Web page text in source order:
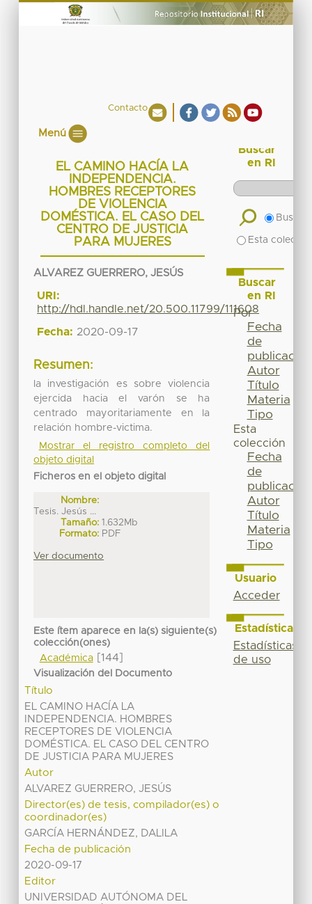
Contacto
Menú
EL CAMINO HACÍA LA
INDEPENDENCIA.
HOMBRES RECEPTORES
DE VIOLENCIA
DOMÉSTICA. EL CASO DEL
CENTRO DE JUSTICIA
PARA MUJERES
ALVAREZ GUERRERO, JESÚS
URI:
http://hdl.handle.net/20.500.11799/111608
Fecha: 2020-09-17
Resumen:
la investigación es sobre violencia
ejercida hacia el varón se ha
centrado mayoritariamente en la
relación hombre-victima.
Mostrar el registro completo del
objeto digital
Ficheros en el objeto digital
Nombre:
Tesis. Jesús ...
Tamaño: 1.632Mb
Formato: PDF
Ver documento
Este ítem aparece en la(s) siguiente(s)
colección(ones)
Académica[144]
Visualización del Documento
Título
EL CAMINO HACÍA LA
INDEPENDENCIA. HOMBRES
RECEPTORES DE VIOLENCIA
DOMÉSTICA. EL CASO DEL CENTRO
DE JUSTICIA PARA MUJERES
Autor
ALVAREZ GUERRERO, JESÚS
Director(es) de tesis, compilador(es) o
coordinador(es)
GARCÍA HERNÁNDEZ, DALILA
Fecha de publicación
2020-09-17
Editor
UNIVERSIDAD AUTÓNOMA DEL
Buscar
en RI
Buscar
Esta
Buscar
en RI
Por
Fecha
de
publicación
Autor
Título
Materia
Tipo
Esta
colección
Fecha
de
publicación
Autor
Título
Materia
Tipo
Usuario
Acceder
Estadísticas
Estadísticas
de uso